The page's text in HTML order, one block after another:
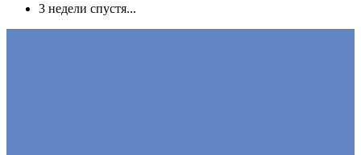
3 недели спустя...